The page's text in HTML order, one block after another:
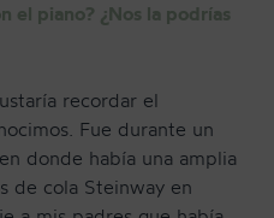
el piano? ¿Nos la podrías
recordar el
Fue durante un
donde había una amplia
de cola Steinway en